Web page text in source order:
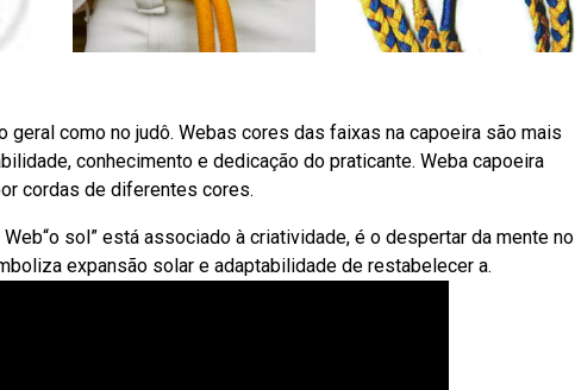
como no judô. Webas cores das faixas na capoeira são mais
conhecimento e dedicação do praticante. Weba capoeira
cordas de diferentes cores.
sol” está associado à criatividade, é o despertar da mente no
expansão solar e adaptabilidade de restabelecer a.